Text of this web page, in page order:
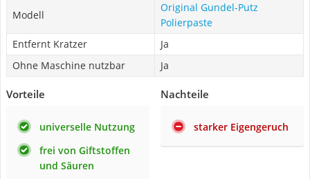
Modell
Original Gundel-Putz
Polierpaste
Entfernt Kratzer
Ja
Ohne Maschine nutzbar
Ja
Vorteile
universelle Nutzung
frei von Giftstoffen
und Säuren
Nachteile
starker Eigengeruch